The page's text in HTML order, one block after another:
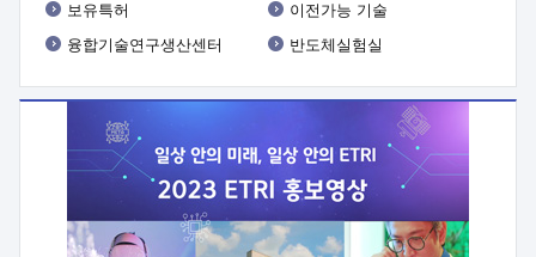
보유특허
이전가능 기술
융합기술연구생산센터
반도체실험실